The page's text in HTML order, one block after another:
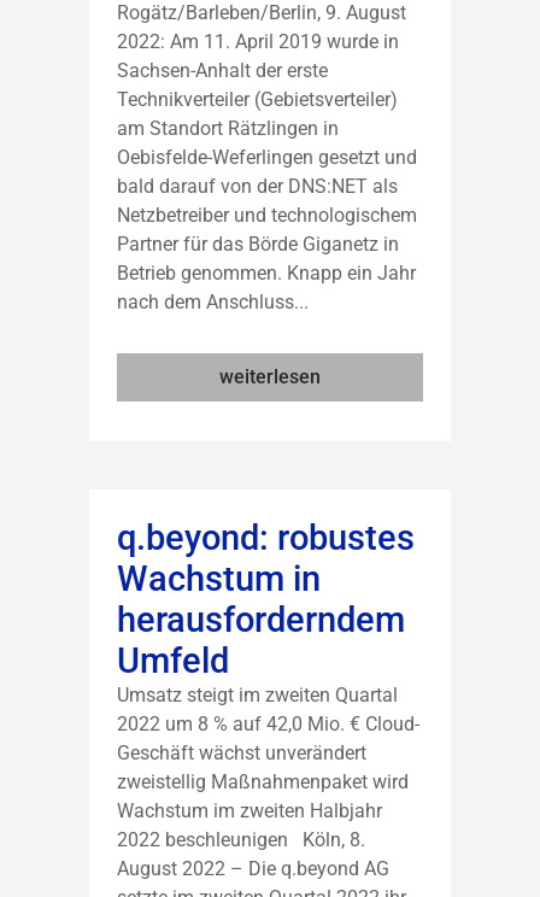
Rogätz/Barleben/Berlin, 9. August
2022: Am 11. April 2019 wurde in
Sachsen-Anhalt der erste
Technikverteiler (Gebietsverteiler)
am Standort Rätzlingen in
Oebisfelde-Weferlingen gesetzt und
bald darauf von der DNS:NET als
Netzbetreiber und technologischem
Partner für das Börde Giganetz in
Betrieb genommen. Knapp ein Jahr
nach dem Anschluss...
weiterlesen
q.beyond: robustes
Wachstum in
herausforderndem
Umfeld
Umsatz steigt im zweiten Quartal
2022 um 8 % auf 42,0 Mio. € Cloud-
Geschäft wächst unverändert
zweistellig Maßnahmenpaket wird
Wachstum im zweiten Halbjahr
2022 beschleunigen Köln, 8.
August 2022 – Die q.beyond AG